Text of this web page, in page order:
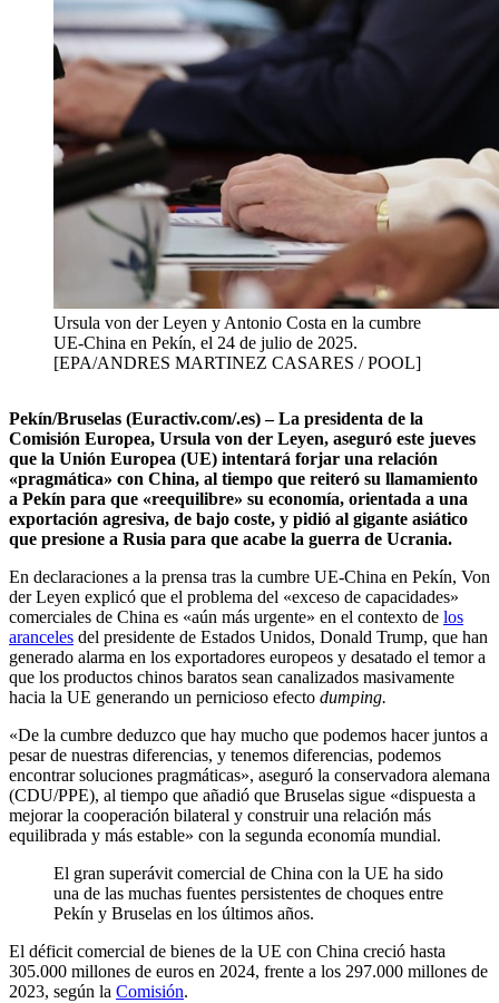
Ursula von der Leyen y Antonio Costa en la cumbre
UE-China en Pekín, el 24 de julio de 2025.
[EPA/ANDRES MARTINEZ CASARES / POOL]
Pekín/Bruselas (Euractiv.com/.es) – La presidenta de la
Comisión Europea, Ursula von der Leyen, aseguró este jueves
que la Unión Europea (UE) intentará forjar una relación
«pragmática» con China, al tiempo que reiteró su llamamiento
a Pekín para que «reequilibre» su economía, orientada a una
exportación agresiva, de bajo coste, y pidió al gigante asiático
que presione a Rusia para que acabe la guerra de Ucrania.
En declaraciones a la prensa tras la cumbre UE-China en Pekín, Von
der Leyen explicó que el problema del «exceso de capacidades»
comerciales de China es «aún más urgente» en el contexto de los
aranceles del presidente de Estados Unidos, Donald Trump, que han
generado alarma en los exportadores europeos y desatado el temor a
que los productos chinos baratos sean canalizados masivamente
hacia la UE generando un pernicioso efecto dumping.
«De la cumbre deduzco que hay mucho que podemos hacer juntos a
pesar de nuestras diferencias, y tenemos diferencias, podemos
encontrar soluciones pragmáticas», aseguró la conservadora alemana
(CDU/PPE), al tiempo que añadió que Bruselas sigue «dispuesta a
mejorar la cooperación bilateral y construir una relación más
equilibrada y más estable» con la segunda economía mundial.
El gran superávit comercial de China con la UE ha sido
una de las muchas fuentes persistentes de choques entre
Pekín y Bruselas en los últimos años.
El déficit comercial de bienes de la UE con China creció hasta
305.000 millones de euros en 2024, frente a los 297.000 millones de
2023, según la Comisión.